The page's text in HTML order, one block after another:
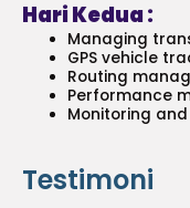
Hari Kedua :
Managing
GPS vehicle
Routing
Performance
Monitoring
Testimoni